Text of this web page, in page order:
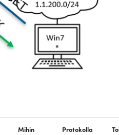
Mihin Protokolla